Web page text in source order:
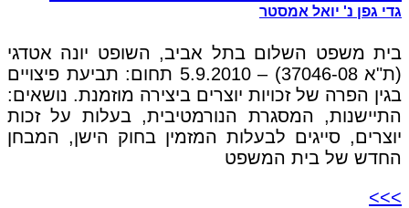
גדי גפן נ' יואל אמסטר
בית משפט השלום בתל אביב, השופט יונה אטדגי
(ת"א 37046-08) – 5.9.2010 תחום: תביעת פיצויים
בגין הפרה של זכויות יוצרים ביצירה מוזמנת. נושאים:
התיישנות, המסגרת הנורמטיבית, בעלות על זכות
יוצרים, סייגים לבעלות המזמין בחוק הישן, המבחן
החדש של בית המשפט
>>>